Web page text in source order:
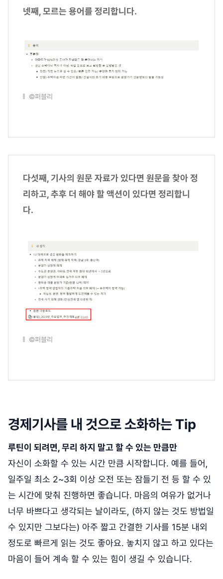
넷째, 모르는 용어를 정리합니다.
©퍼블리
다섯째, 기사의 원문 자료가 있다면 원문을 찾아 정
리하고, 추후 더 해야 할 액션이 있다면 정리합니
다.
©퍼블리
경제기사를 내 것으로 소화하는 Tip
루틴이 되려면, 무리 하지 말고 할 수 있는 만큼만
자신이 소화할 수 있는 시간 만큼 시작합니다. 예를 들어,
일주일 최소 2~3회 이상 오전 또는 잠들기 전 등 할 수 있
는 시간에 맞춰 진행하면 좋습니다. 마음의 여유가 없거나
너무 바쁘다고 생각되는 날이라도, (하지 않는 것도 방법일
수 있지만 그보다는) 아주 짧고 간결한 기사를 15분 내외
정도로 빠르게 읽는 것도 좋아요. 놓치지 않고 하고 있다는
마음이 들어 계속 할 수 있는 힘이 생길 수 있습니다.